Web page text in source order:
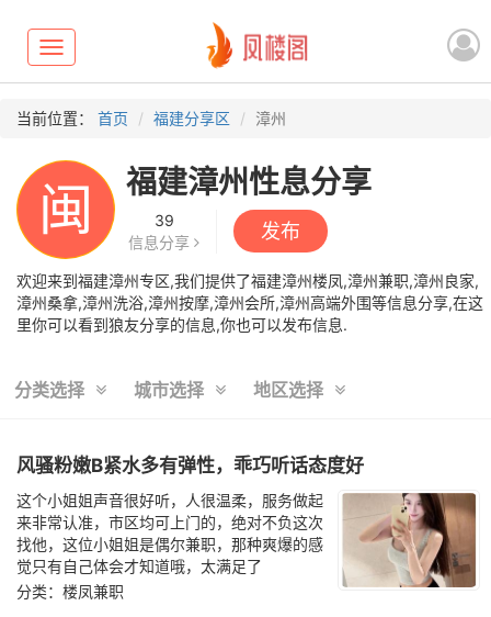
Toggle
navigation
当前位置： 首页 福建分享区 漳州
闽 福建漳州性息分享
39
信息分享
发布
欢迎来到福建漳州专区,我们提供了福建漳州楼凤,漳州兼职,漳州良家,
漳州桑拿,漳州洗浴,漳州按摩,漳州会所,漳州高端外围等信息分享,在这
里你可以看到狼友分享的信息,你也可以发布信息.
分类选择 城市选择 地区选择
风骚粉嫩B紧水多有弹性，乖巧听话态度好
这个小姐姐声音很好听，人很温柔，服务做起
来非常认准，市区均可上门的，绝对不负这次
找他，这位小姐姐是偶尔兼职，那种爽爆的感
觉只有自己体会才知道哦，太满足了
分类：楼凤兼职